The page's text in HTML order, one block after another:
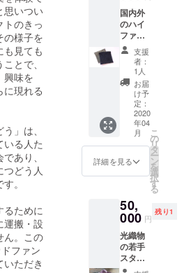
思いつい
トのきっ
の様子を
も見ても
とで、
興味を
に現れる
」は、
いる人た
あり、
どう人
。
るために
運搬・設
ん。この
ファン
ただき
ます。
新型肺
炎の感
染拡大
を受け
てさま
ざまな
イベン
トが中
止に
なって
いく
中、手
挑戦す
る試み
よろし
くお願
いしま
す。
であっ
たり、
もうす
でに売
られて
いな
かった
りとい
うもの
もたく
さんあ
りま
す。い
まある
パーツ
ンスす
ること
で、故
障に対
応して
います
国内外
のハイ
ファッ
ション
ブラン
ドや著
名人の
ステー
ジ衣装
などで
採用さ
れてい
る布を
織る工
場宮下
織物の
をそこ
で働く
若手職
人・藤
崎仁美
さんが
コース
支援
者：
1人
お届
け予
定：
2020
年04
月
詳細を見る
こ
の
リ
タ
ー
ン
を
選
択
す
る
50,
000 円
残り1
光織物
の若手
スタッ
フ・用